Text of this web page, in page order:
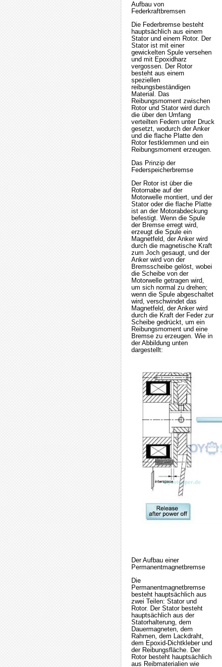
Aufbau von
Federkraftbremsen
Die Federbremse besteht
hauptsächlich aus einem
Stator und einem Rotor. Der
Stator ist mit einer
gewickelten Spule versehen
und mit Epoxidharz
vergossen. Der Rotor
besteht aus einem
speziellen
reibungsbeständigen
Material. Das
Reibungsmoment zwischen
Rotor und Stator wird durch
die über den Umfang
verteilten Federn unter Druck
gesetzt, wodurch der Anker
und die flache Platte den
Rotor festklemmen und ein
Reibungsmoment erzeugen.
Das Prinzip der
Federspeicherbremse
Der Rotor ist über die
Rotornabe auf der
Motorwelle montiert, und der
Stator oder die flache Platte
ist an der Motorabdeckung
befestigt. Wenn die Spule
der Bremse erregt wird,
erzeugt die Spule ein
Magnetfeld, der Anker wird
durch die magnetische Kraft
zum Joch gesaugt, und der
Anker wird von der
Bremsscheibe gelöst, wobei
die Scheibe von der
Motorwelle getragen wird,
um sich normal zu drehen;
wenn die Spule abgeschaltet
wird, verschwindet das
Magnetfeld, der Anker wird
durch die Kraft der Feder zur
Scheibe gedrückt, um ein
Reibungsmoment und eine
Bremse zu erzeugen. Wie in
der Abbildung unten
dargestellt:
Der Aufbau einer
Permanentmagnetbremse
Die
Permanentmagnetbremse
besteht hauptsächlich aus
zwei Teilen: Stator und
Rotor. Der Stator besteht
hauptsächlich aus der
Statorhalterung, dem
Dauermagneten, dem
Rahmen, dem Lackdraht,
dem Epoxid-Dichtkleber und
der Reibungsfläche. Der
Rotor besteht hauptsächlich
aus Reibmaterialien wie